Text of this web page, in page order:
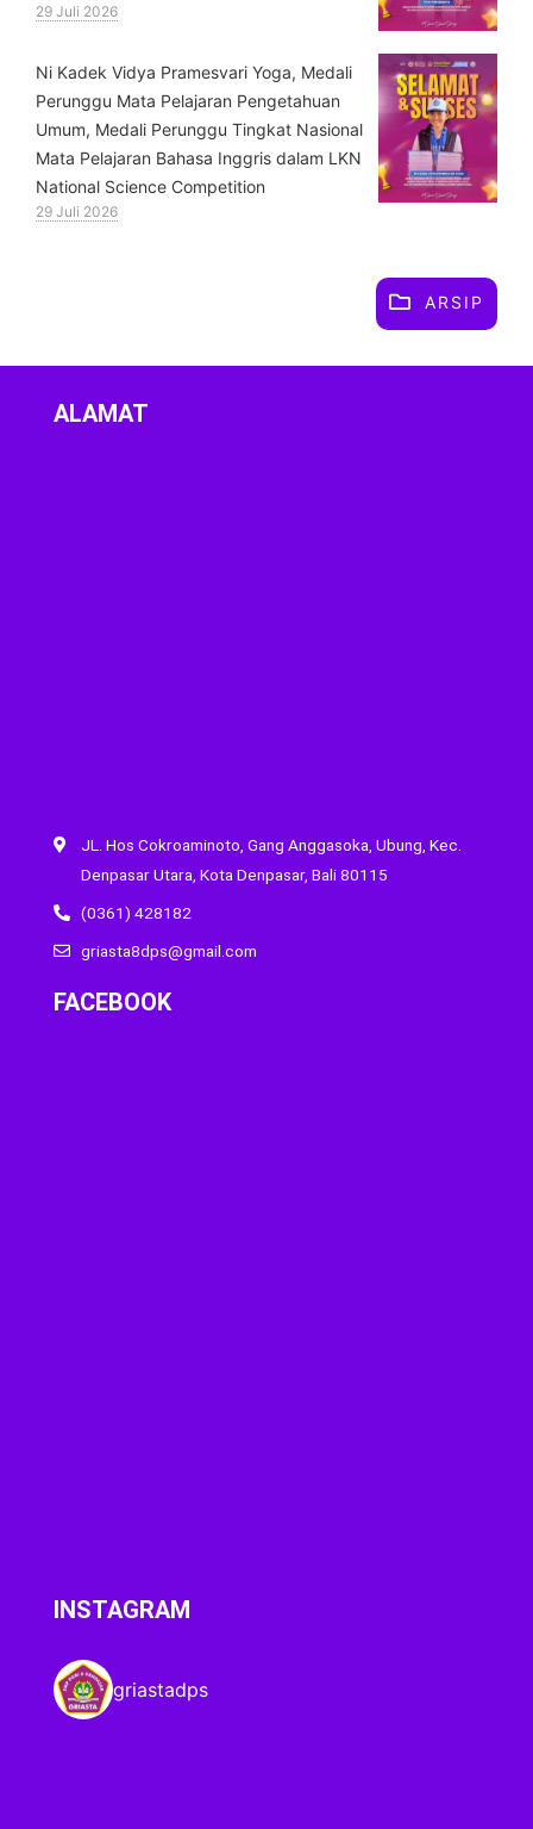
29 Juli 2026
⁠Ni Kadek Vidya Pramesvari Yoga, Medali
Perunggu Mata Pelajaran Pengetahuan
Umum, Medali Perunggu Tingkat Nasional
Mata Pelajaran Bahasa Inggris dalam LKN
National Science Competition
29 Juli 2026
ARSIP
ALAMAT
JL. Hos Cokroaminoto, Gang Anggasoka, Ubung, Kec.
Denpasar Utara, Kota Denpasar, Bali 80115
(0361) 428182
griasta8dps@gmail.com
FACEBOOK
INSTAGRAM
griastadps